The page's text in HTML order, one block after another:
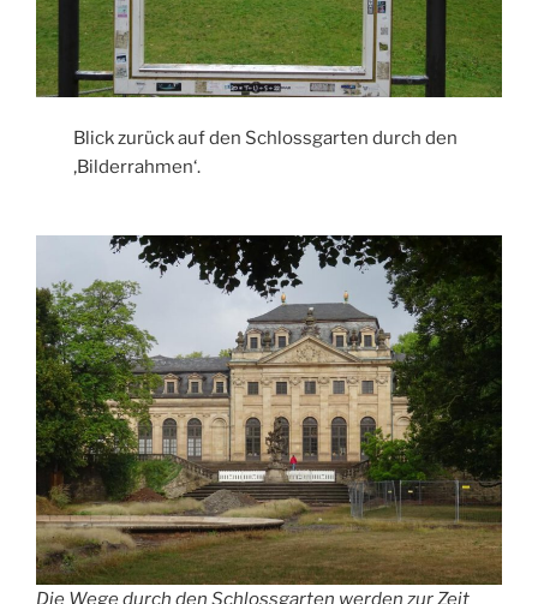
Blick zurück auf den Schlossgarten durch den
‚Bilderrahmen‘.
Die Wege durch den Schlossgarten werden zur Zeit